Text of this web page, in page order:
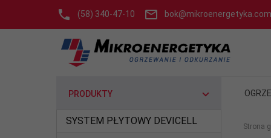
(58) 340-47-10
PRODUKTY
SYSTEM PŁYTOWY DEVICELL Strona